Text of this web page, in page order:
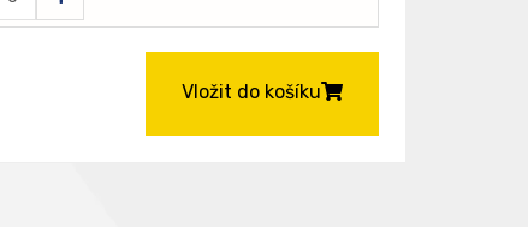
Vložit do košíku